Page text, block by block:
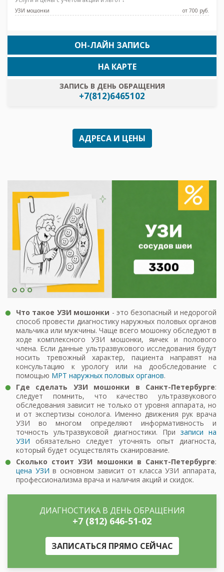
УЗИ мошонки от 700 pуб.
ОН-ЛАЙН ЗАПИСЬ
ЗАПИСЬ В ДЕНЬ ОБРАЩЕНИЯ
+7(812)6465102
НА КАРТЕ
АДРЕСА И ЦЕНЫ
Что такое УЗИ мошонки - это безопасный и недорогой
способ провести диагностику наружных половых органов
мальчика или мужчины. Чаще всего мошонку обследуют в
ходе комплексного УЗИ мошонки, яичек и полового
члена. Если данные ультразвукового исследования будут
носить тревожный характер, пациента направят на
консультацию к урологу или на дообследование с
помощью МРТ наружных половых органов.
Где сделать УЗИ мошонки в Санкт-Петербурге:
следует помнить, что качество ультразвукового
обследования зависит не только от уровня аппарата, но
и от экспертизы сонолога. Именно движения рук врача
УЗИ во многом определяют информативность и
точность ультразвуковой диагностики. При записи на
УЗИ обязательно следует уточнять опыт диагноста,
который будет осуществлять сканирование.
Сколько стоит УЗИ мошонки в Санкт-Петербурге:
цена УЗИ в основном зависит от класса УЗИ аппарата,
профессионализма врача и наличия акций и скидок.
ДИАГНОСТИКА В ДЕНЬ ОБРАЩЕНИЯ
+7 (812) 646-51-02
ЗАПИСАТЬСЯ ПРЯМО СЕЙЧАС